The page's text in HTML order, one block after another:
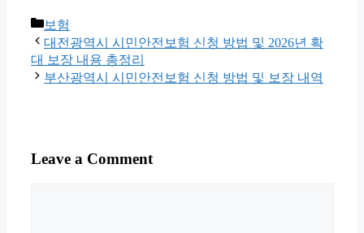
Categories
보험
대전광역시 시민안전보험 신청 방법 및 2026년 확
대 보장 내용 총정리
부산광역시 시민안전보험 신청 방법 및 보장 내역
Leave a Comment